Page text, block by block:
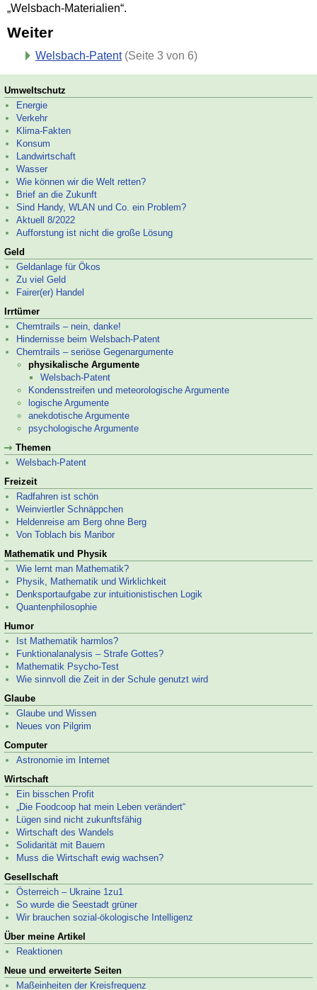
„Welsbach-Materialien“.
Weiter
Welsbach-Patent (Seite 3 von 6)
Umweltschutz
Energie
Verkehr
Klima-Fakten
Konsum
Landwirtschaft
Wasser
Wie können wir die Welt retten?
Brief an die Zukunft
Sind Handy, WLAN und Co. ein Problem?
Aktuell 8/2022
Aufforstung ist nicht die große Lösung
Geld
Geldanlage für Ökos
Zu viel Geld
Fairer(er) Handel
Irrtümer
Chemtrails – nein, danke!
Hindernisse beim Welsbach-Patent
Chemtrails – seriöse Gegenargumente
physikalische Argumente
Welsbach-Patent
Kondensstreifen und meteorologische Argumente
logische Argumente
anekdotische Argumente
psychologische Argumente
Themen
Welsbach-Patent
Freizeit
Radfahren ist schön
Weinviertler Schnäppchen
Heldenreise am Berg ohne Berg
Von Toblach bis Maribor
Mathematik und Physik
Wie lernt man Mathematik?
Physik, Mathematik und Wirklichkeit
Denksportaufgabe zur intuitionistischen Logik
Quantenphilosophie
Humor
Ist Mathematik harmlos?
Funktionalanalysis – Strafe Gottes?
Mathematik Psycho-Test
Wie sinnvoll die Zeit in der Schule genutzt wird
Glaube
Glaube und Wissen
Neues von Pilgrim
Computer
Astronomie im Internet
Wirtschaft
Ein bisschen Profit
„Die Foodcoop hat mein Leben verändert“
Lügen sind nicht zukunftsfähig
Wirtschaft des Wandels
Solidarität mit Bauern
Muss die Wirtschaft ewig wachsen?
Gesellschaft
Österreich – Ukraine 1zu1
So wurde die Seestadt grüner
Wir brauchen sozial-ökologische Intelligenz
Über meine Artikel
Reaktionen
Neue und erweiterte Seiten
Maßeinheiten der Kreisfrequenz